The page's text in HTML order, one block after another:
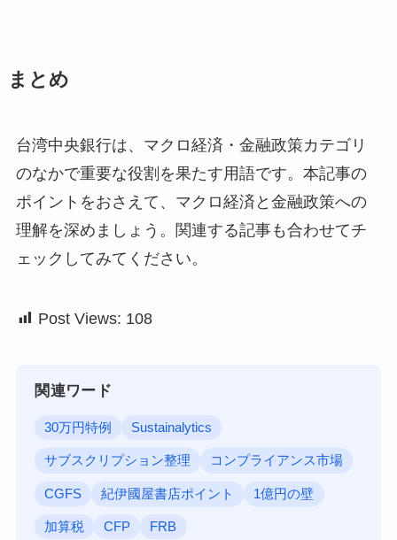
まとめ
台湾中央銀行は、マクロ経済・金融政策カテゴリ
のなかで重要な役割を果たす用語です。本記事の
ポイントをおさえて、マクロ経済と金融政策への
理解を深めましょう。関連する記事も合わせてチ
ェックしてみてください。
Post Views: 108
関連ワード
30万円特例 Sustainalytics
サブスクリプション整理 コンプライアンス市場
CGFS 紀伊國屋書店ポイント 1億円の壁
加算税 CFP FRB